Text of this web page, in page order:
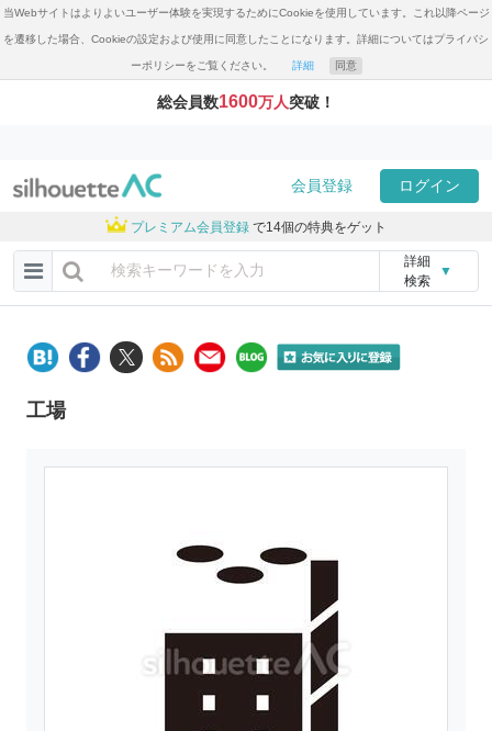
当Webサイトはよりよいユーザー体験を実現するためにCookieを使用しています。これ以降ページ
を遷移した場合、Cookieの設定および使用に同意したことになります。詳細についてはプライバシ
ーポリシーをご覧ください。 詳細 同意
総会員数1600万人突破！
会員登録 ログイン
プレミアム会員登録 で14個の特典をゲット
詳細
検索
▼
工場